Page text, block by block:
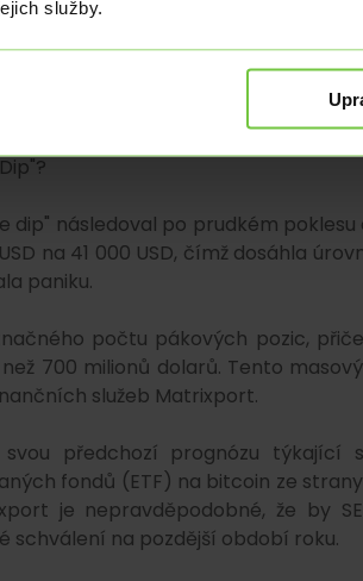
služby.
trhu zůstává pozitivní, což
době nachází v teritoriu
stále panuje optimismus ohledně
dip" následoval po prudkém poklesu
na 41 000 USD, čímž dosáhla
paniku.
počtu pákových pozic,
700 milionů dolarů. Tento
služeb Matrixport.
předchozí prognózu týkající
fondů (ETF) na bitcoin ze
je nepravděpodobné, že by
schválení na pozdější období roku.